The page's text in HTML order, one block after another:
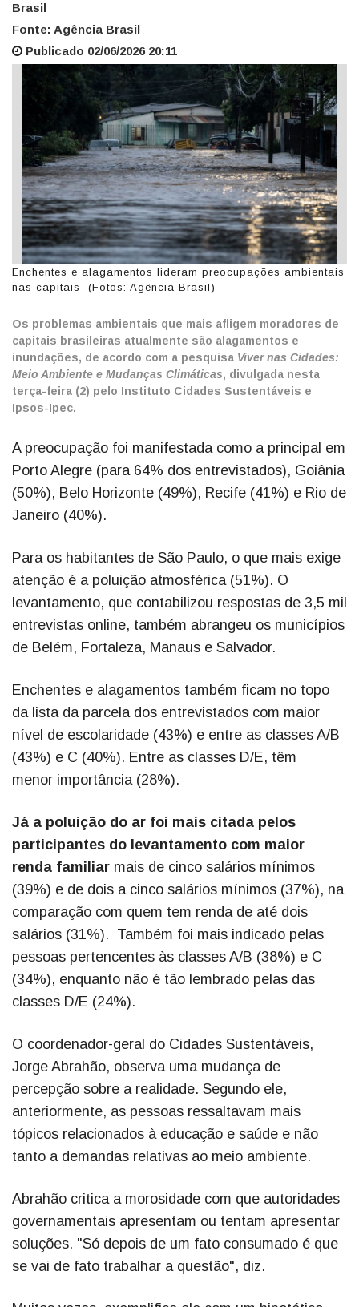
Brasil
Fonte: Agência Brasil
Publicado 02/06/2026 20:11
Enchentes e alagamentos lideram preocupações ambientais
nas capitais (Fotos: Agência Brasil)
Os problemas ambientais que mais afligem moradores de
capitais brasileiras atualmente são alagamentos e
inundações, de acordo com a pesquisa Viver nas Cidades:
Meio Ambiente e Mudanças Climáticas, divulgada nesta
terça-feira (2) pelo Instituto Cidades Sustentáveis e
Ipsos-Ipec.
A preocupação foi manifestada como a principal em
Porto Alegre (para 64% dos entrevistados), Goiânia
(50%), Belo Horizonte (49%), Recife (41%) e Rio de
Janeiro (40%).
Para os habitantes de São Paulo, o que mais exige
atenção é a poluição atmosférica (51%). O
levantamento, que contabilizou respostas de 3,5 mil
entrevistas online, também abrangeu os municípios
de Belém, Fortaleza, Manaus e Salvador.
Enchentes e alagamentos também ficam no topo
da lista da parcela dos entrevistados com maior
nível de escolaridade (43%) e entre as classes A/B
(43%) e C (40%). Entre as classes D/E, têm
menor importância (28%).
Já a poluição do ar foi mais citada pelos
participantes do levantamento com maior
renda familiar mais de cinco salários mínimos
(39%) e de dois a cinco salários mínimos (37%), na
comparação com quem tem renda de até dois
salários (31%). Também foi mais indicado pelas
pessoas pertencentes às classes A/B (38%) e C
(34%), enquanto não é tão lembrado pelas das
classes D/E (24%).
O coordenador-geral do Cidades Sustentáveis,
Jorge Abrahão, observa uma mudança de
percepção sobre a realidade. Segundo ele,
anteriormente, as pessoas ressaltavam mais
tópicos relacionados à educação e saúde e não
tanto a demandas relativas ao meio ambiente.
Abrahão critica a morosidade com que autoridades
governamentais apresentam ou tentam apresentar
soluções. "Só depois de um fato consumado é que
se vai de fato trabalhar a questão", diz.